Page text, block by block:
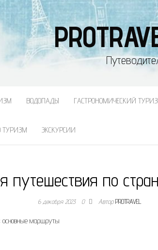
ВОДОПАДЫ ГАСТРОНОМИЧЕСКИЙ
ТУРИЗМ ЭКСКУРСИИ
путешествия по
6 декабря 2023 0 АвторPROTRAVEL
основные маршруты